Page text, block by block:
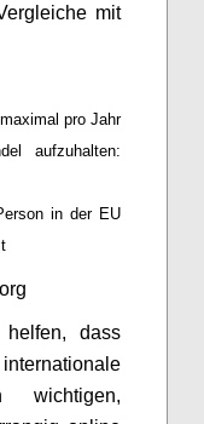
mit
pro Jahr
aufzuhalten:
in der EU
dass
wichtigen,